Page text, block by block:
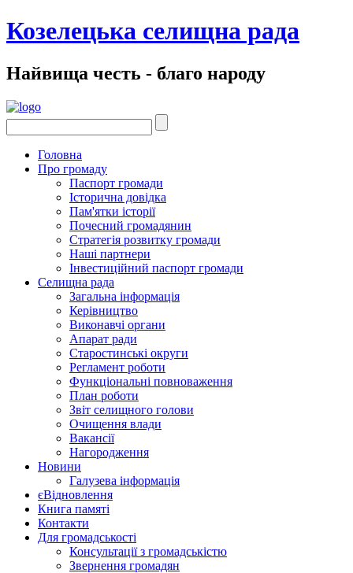
Козелецька селищна рада
Найвища честь - благо народу
Головна
Про громаду
Паспорт громади
Історична довідка
Пам'ятки історії
Почесний громадянин
Стратегія розвитку громади
Наші партнери
Інвестиційний паспорт громади
Селищна рада
Загальна інформація
Керівництво
Виконавчі органи
Апарат ради
Старостинські округи
Регламент роботи
Функціональні повноваження
План роботи
Звіт селищного голови
Очищення влади
Вакансії
Нагородження
Новини
Галузева інформація
єВідновлення
Книга памяті
Контакти
Для громадськості
Консультації з громадськістю
Звернення громадян